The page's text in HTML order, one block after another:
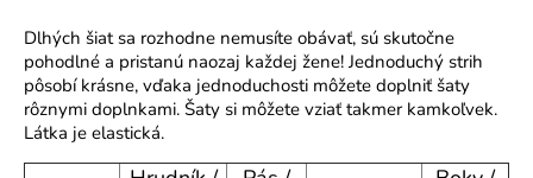
Dlhých šiat sa rozhodne nemusíte obávať, sú skutočne
pohodlné a pristanú naozaj každej žene! Jednoduchý strih
pôsobí krásne, vďaka jednoduchosti môžete doplniť šaty
rôznymi doplnkami. Šaty si môžete vziať takmer kamkoľvek.
Látka je elastická.
r
ú
č
a
m
e